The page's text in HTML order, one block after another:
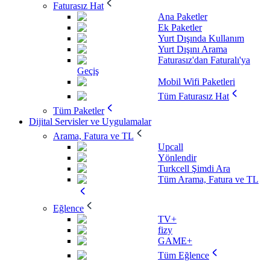
Faturasız Hat
Ana Paketler
Ek Paketler
Yurt Dışında Kullanım
Yurt Dışını Arama
Faturasız'dan Faturalı'ya
Geçiş
Mobil Wifi Paketleri
Tüm Faturasız Hat
Tüm Paketler
Dijital Servisler ve Uygulamalar
Arama, Fatura ve TL
Upcall
Yönlendir
Turkcell Şimdi Ara
Tüm Arama, Fatura ve TL
Eğlence
TV+
fizy
GAME+
Tüm Eğlence